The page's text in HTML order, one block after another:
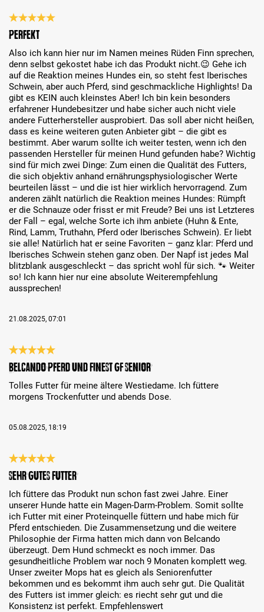
Review with rating of 5 out of 5 stars
Perfekt
Also ich kann hier nur im Namen meines Rüden Finn sprechen,
denn selbst gekostet habe ich das Produkt nicht.😉 Gehe ich
auf die Reaktion meines Hundes ein, so steht fest Iberisches
Schwein, aber auch Pferd, sind geschmackliche Highlights! Da
gibt es KEIN auch kleinstes Aber! Ich bin kein besonders
erfahrener Hundebesitzer und habe sicher auch nicht viele
andere Futterhersteller ausprobiert. Das soll aber nicht heißen,
dass es keine weiteren guten Anbieter gibt – die gibt es
bestimmt. Aber warum sollte ich weiter testen, wenn ich den
passenden Hersteller für meinen Hund gefunden habe? Wichtig
sind für mich zwei Dinge: Zum einen die Qualität des Futters,
die sich objektiv anhand ernährungsphysiologischer Werte
beurteilen lässt – und die ist hier wirklich hervorragend. Zum
anderen zählt natürlich die Reaktion meines Hundes: Rümpft
er die Schnauze oder frisst er mit Freude? Bei uns ist Letzteres
der Fall – egal, welche Sorte ich ihm anbiete (Huhn & Ente,
Rind, Lamm, Truthahn, Pferd oder Iberisches Schwein). Er liebt
sie alle! Natürlich hat er seine Favoriten – ganz klar: Pferd und
Iberisches Schwein stehen ganz oben. Der Napf ist jedes Mal
blitzblank ausgeschleckt – das spricht wohl für sich. 🐾 Weiter
so! Ich kann hier nur eine absolute Weiterempfehlung
aussprechen!
21.08.2025, 07:01
Review with rating of 5 out of 5 stars
Belcando Pferd und Finest GF Senior
Tolles Futter für meine ältere Westiedame. Ich füttere
morgens Trockenfutter und abends Dose.
05.08.2025, 18:19
Review with rating of 5 out of 5 stars
Sehr gutes Futter
Ich füttere das Produkt nun schon fast zwei Jahre. Einer
unserer Hunde hatte ein Magen-Darm-Problem. Somit sollte
ich Futter mit einer Proteinquelle füttern und habe mich für
Pferd entschieden. Die Zusammensetzung und die weitere
Philosophie der Firma hatten mich dann von Belcando
überzeugt. Dem Hund schmeckt es noch immer. Das
gesundheitliche Problem war noch 9 Monaten komplett weg.
Unser zweiter Mops hat es gleich als Seniorenfutter
bekommen und es bekommt ihm auch sehr gut. Die Qualität
des Futters ist immer gleich: es riecht sehr gut und die
Konsistenz ist perfekt. Empfehlenswert